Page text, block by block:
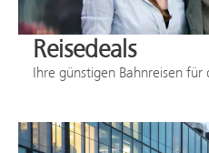
Reisedeals
Ihre günstigen Bahnreisen